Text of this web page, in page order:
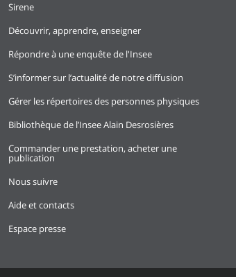
Sirene
Découvrir, apprendre, enseigner
Répondre à une enquête de l'Insee
S’informer sur l’actualité de notre diffusion
Gérer les répertoires des personnes physiques
Bibliothèque de l’Insee Alain Desrosières
Commander une prestation, acheter une
publication
Nous suivre
Aide et contacts
Espace presse